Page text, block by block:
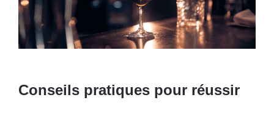
Conseils pratiques pour réussir